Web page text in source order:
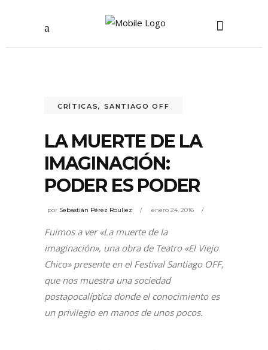
CRÍTICAS, SANTIAGO OFF
LA MUERTE DE LA
IMAGINACIÓN:
PODER ES PODER
por Sebastián Pérez Rouliez enero 24, 2016
Fuimos a ver «La muerte de la
imaginación», una obra de Teatro «El Viejo
Chico» presente en el Festival Santiago OFF,
que nos muestra una sociedad
postapocalíptica donde el conocimiento es
un privilegio en manos de unos pocos.